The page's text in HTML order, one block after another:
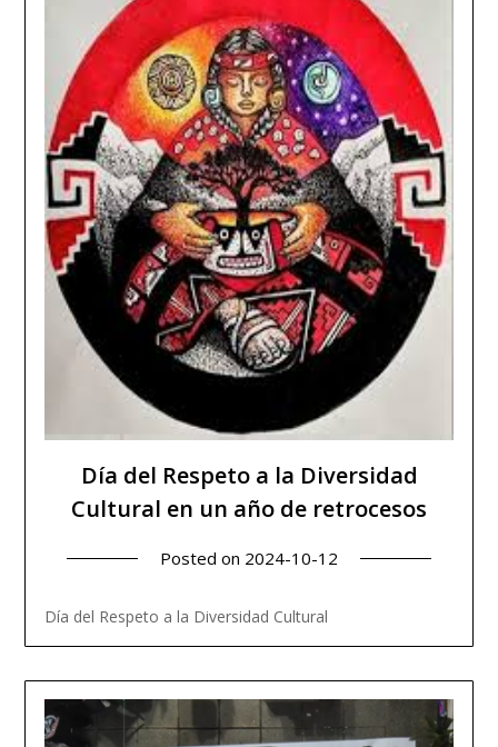
Día del Respeto a la Diversidad
Cultural en un año de retrocesos
Posted on 2024-10-12
Día del Respeto a la Diversidad Cultural